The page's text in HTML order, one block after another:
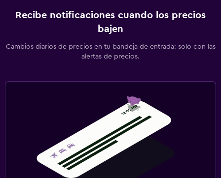
Recibe notificaciones cuando los precios
bajen
Cambios diarios de precios en tu bandeja de entrada: solo con las
alertas de precios.